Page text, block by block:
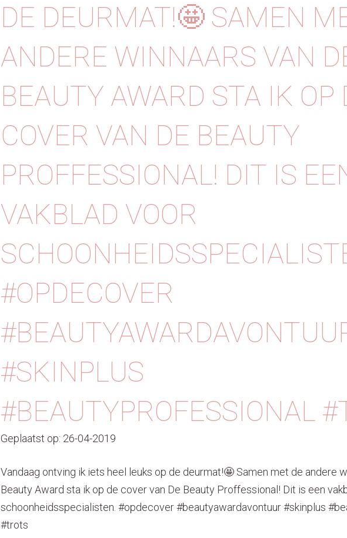
DE DEURMAT!🤩 SAMEN
ANDERE WINNAARS VAN
BEAUTY AWARD STA IK OP
COVER VAN DE BEAUTY
PROFFESSIONAL! DIT IS
VAKBLAD VOOR
#OPDECOVER
#SKINPLUS
#BEAUTYPROFESSIONAL
Geplaatst op: 26-04-2019
Vandaag ontving ik iets heel leuks op de deurmat!🤩 Samen met de andere
Beauty Award sta ik op de cover van De Beauty Proffessional! Dit is een
schoonheidsspecialisten. #opdecover #beautyawardavontuur #skinplus
#trots